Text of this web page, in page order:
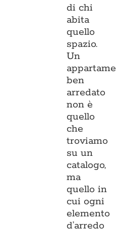
di chi
abita
quello
spazio.
Un
ben
arredato
non è
quello
che
troviamo
su un
catalogo,
ma
quello in
cui ogni
elemento
d’arredo